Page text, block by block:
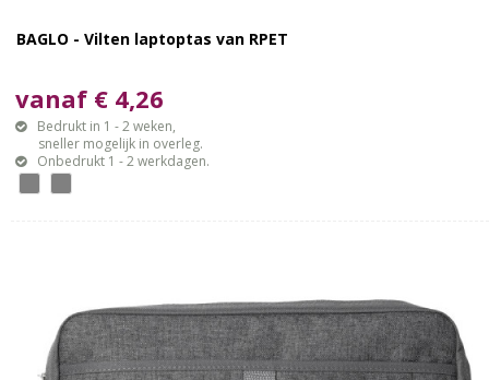
BAGLO - Vilten laptoptas van RPET
vanaf € 4,26
Bedrukt in 1 - 2 weken,
sneller mogelijk in overleg.
Onbedrukt 1 - 2 werkdagen.